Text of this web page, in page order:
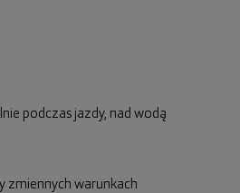
podczas jazdy, nad wodą
zmiennych warunkach